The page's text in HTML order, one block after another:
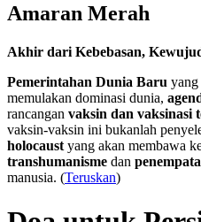
Amaran Merah
Akhir dari Kebebasan,
Pemerintahan Dunia Baru
memulakan dominasi dunia,
rancangan vaksin dan vaksinasi
vaksin-vaksin ini bukanlah
holocaust yang akan membawa
transhumanisme dan
manusia. (Teruskan)